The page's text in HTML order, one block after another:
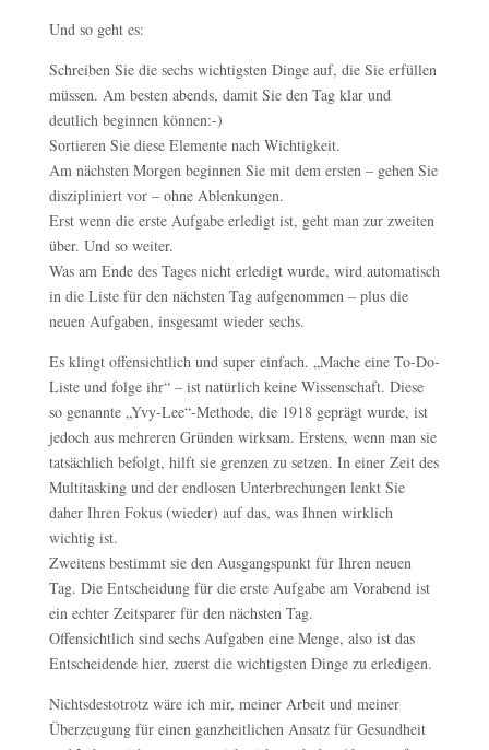
Und so geht es:
Schreiben Sie die sechs wichtigsten Dinge auf, die Sie erfüllen
müssen. Am besten abends, damit Sie den Tag klar und
deutlich beginnen können:-)
Sortieren Sie diese Elemente nach Wichtigkeit.
Am nächsten Morgen beginnen Sie mit dem ersten – gehen Sie
diszipliniert vor – ohne Ablenkungen.
Erst wenn die erste Aufgabe erledigt ist, geht man zur zweiten
über. Und so weiter.
Was am Ende des Tages nicht erledigt wurde, wird automatisch
in die Liste für den nächsten Tag aufgenommen – plus die
neuen Aufgaben, insgesamt wieder sechs.
Es klingt offensichtlich und super einfach. „Mache eine To-Do-
Liste und folge ihr“ – ist natürlich keine Wissenschaft. Diese
so genannte „Yvy-Lee“-Methode, die 1918 geprägt wurde, ist
jedoch aus mehreren Gründen wirksam. Erstens, wenn man sie
tatsächlich befolgt, hilft sie grenzen zu setzen. In einer Zeit des
Multitasking und der endlosen Unterbrechungen lenkt Sie
daher Ihren Fokus (wieder) auf das, was Ihnen wirklich
wichtig ist.
Zweitens bestimmt sie den Ausgangspunkt für Ihren neuen
Tag. Die Entscheidung für die erste Aufgabe am Vorabend ist
ein echter Zeitsparer für den nächsten Tag.
Offensichtlich sind sechs Aufgaben eine Menge, also ist das
Entscheidende hier, zuerst die wichtigsten Dinge zu erledigen.
Nichtsdestotrotz wäre ich mir, meiner Arbeit und meiner
Überzeugung für einen ganzheitlichen Ansatz für Gesundheit